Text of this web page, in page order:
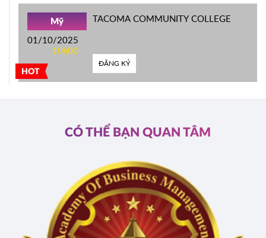
HOT
Mỹ
01/10/2025
10h00
TACOMA COMMUNITY COLLEGE
ĐĂNG KÝ
CÓ THỂ BẠN QUAN TÂM